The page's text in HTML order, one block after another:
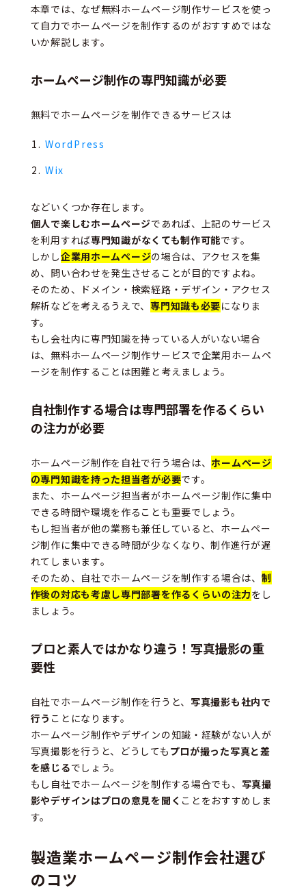
本章では、なぜ無料ホームページ制作サービスを使っ
て自力でホームページを制作するのがおすすめではな
いか解説します。
ホームページ制作の専門知識が必要
無料でホームページを制作できるサービスは
WordPress
Wix
などいくつか存在します。
個人で楽しむホームページであれば、上記のサービス
を利用すれば専門知識がなくても制作可能です。
しかし企業用ホームページの場合は、アクセスを集
め、問い合わせを発生させることが目的ですよね。
そのため、ドメイン・検索経路・デザイン・アクセス
解析などを考えるうえで、専門知識も必要になりま
す。
もし会社内に専門知識を持っている人がいない場合
は、無料ホームページ制作サービスで企業用ホームペ
ージを制作することは困難と考えましょう。
自社制作する場合は専門部署を作るくらい
の注力が必要
ホームページ制作を自社で行う場合は、ホームページ
の専門知識を持った担当者が必要です。
また、ホームページ担当者がホームページ制作に集中
できる時間や環境を作ることも重要でしょう。
もし担当者が他の業務も兼任していると、ホームペー
ジ制作に集中できる時間が少なくなり、制作進行が遅
れてしまいます。
そのため、自社でホームページを制作する場合は、 制
作後の対応も考慮し専門部署を作るくらいの注力をし
ましょう。
プロと素人ではかなり違う！写真撮影の重
要性
自社でホームページ制作を行うと、 写真撮影も社内で
行う ことになります。
ホームページ制作やデザインの知識・経験がない人が
写真撮影を行うと、どうしても プロが撮った写真と差
を感じるでしょう。
もし自社でホームページを制作する場合でも、 写真撮
影やデザインはプロの意見を聞く ことをおすすめしま
す。
製造業ホームページ制作会社選び
のコツ